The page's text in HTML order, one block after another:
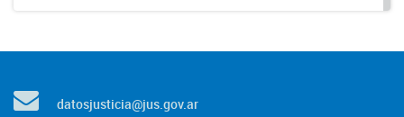
datosjusticia@jus.gov.ar